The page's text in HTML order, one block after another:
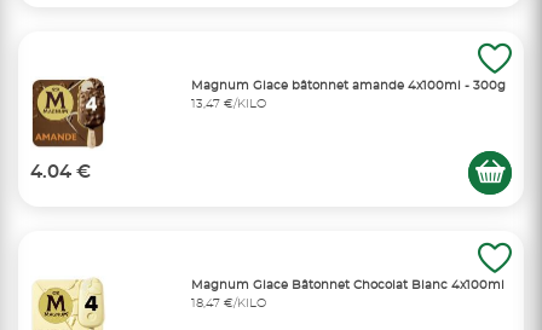
Magnum Glace bâtonnet amande 4x100ml - 300g
13,47 €/KILO
4.04 €
Magnum Glace Bâtonnet Chocolat Blanc 4x100ml
18,47 €/KILO